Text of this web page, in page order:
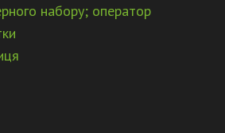
набору; оператор